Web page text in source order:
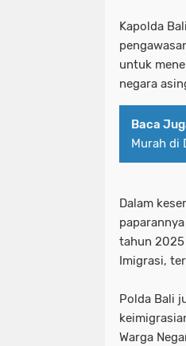
Kapolda
untuk
negara
Baca
Murah di
Dalam
tahun
Imigrasi,
Polda Bali
Warga